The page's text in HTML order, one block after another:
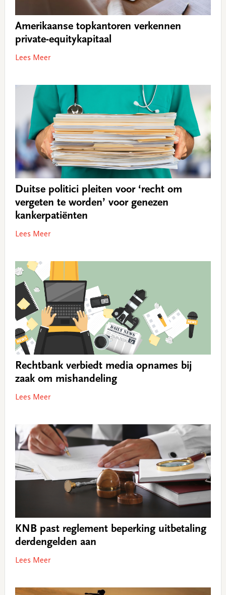
Amerikaanse topkantoren verkennen
private-equitykapitaal
Lees Meer
Duitse politici pleiten voor ‘recht om
vergeten te worden’ voor genezen
kankerpatiënten
Lees Meer
Rechtbank verbiedt media opnames bij
zaak om mishandeling
Lees Meer
KNB past reglement beperking uitbetaling
derdengelden aan
Lees Meer